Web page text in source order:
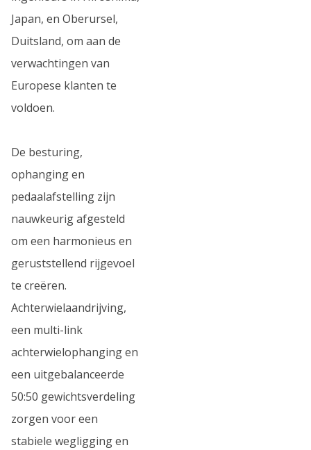
Japan, en Oberursel,
Duitsland, om aan de
verwachtingen van
Europese klanten te
voldoen.
De besturing,
ophanging en
pedaalafstelling zijn
nauwkeurig afgesteld
om een harmonieus en
geruststellend rijgevoel
te creëren.
Achterwielaandrijving,
een multi-link
achterwielophanging en
een uitgebalanceerde
50:50 gewichtsverdeling
zorgen voor een
stabiele wegligging en